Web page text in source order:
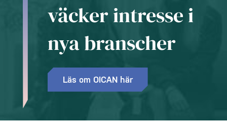
väcker intresse i
nya branscher
Läs om OICAN här